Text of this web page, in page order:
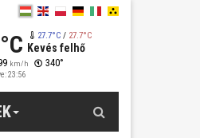
27.7°C/ 27.7°C
Kevés felhő
km/h 340°
23:56